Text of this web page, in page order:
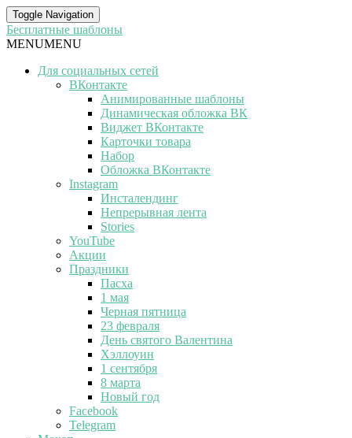
Toggle Navigation
Бесплатные шаблоны
MENUMENU
Для социальных сетей
ВКонтакте
Анимированные шаблоны
Динамическая обложка ВК
Виджет ВКонтакте
Карточки товара
Набор
Обложка ВКонтакте
Instagram
Инсталендинг
Непрерывная лента
Stories
YouTube
Акции
Праздники
Пасха
1 мая
Черная пятница
23 февраля
День святого Валентина
Хэллоуин
1 сентября
8 марта
Новый год
Facebook
Telegram